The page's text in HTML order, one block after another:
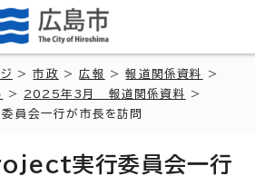
>市政 >広報 >報道関係資料
>
> 2025年3月 報道関係資料
>
会一行が市長を訪問
実行委員会一行